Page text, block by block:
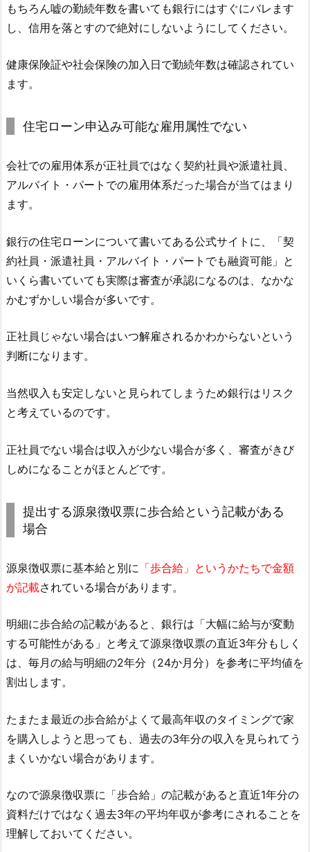
もちろん嘘の勤続年数を書いても銀行にはすぐにバレます
し、信用を落とすので絶対にしないようにしてください。
健康保険証や社会保険の加入日で勤続年数は確認されてい
ます。
住宅ローン申込み可能な雇用属性でない
会社での雇用体系が正社員ではなく契約社員や派遣社員、
アルバイト・パートでの雇用体系だった場合が当てはまり
ます。
銀行の住宅ローンについて書いてある公式サイトに、「契
約社員・派遣社員・アルバイト・パートでも融資可能」と
いくら書いていても実際は審査が承認になるのは、なかな
かむずかしい場合が多いです。
正社員じゃない場合はいつ解雇されるかわからないという
判断になります。
当然収入も安定しないと見られてしまうため銀行はリスク
と考えているのです。
正社員でない場合は収入が少ない場合が多く、審査がきび
しめになることがほとんどです。
提出する源泉徴収票に歩合給という記載がある
場合
源泉徴収票に基本給と別に 「歩合給」というかたちで金額
が記載されている場合があります。
明細に歩合給の記載があると、銀行は「大幅に給与が変動
する可能性がある」と考えて源泉徴収票の直近3年分もしく
は、毎月の給与明細の2年分（24か月分）を参考に平均値を
割出します。
たまたま最近の歩合給がよくて最高年収のタイミングで家
を購入しようと思っても、過去の3年分の収入を見られてう
まくいかない場合があります。
なので源泉徴収票に「歩合給」の記載があると直近1年分の
資料だけではなく過去3年の平均年収が参考にされることを
理解しておいてください。